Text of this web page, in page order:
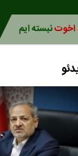
اخوتنبسته ایم